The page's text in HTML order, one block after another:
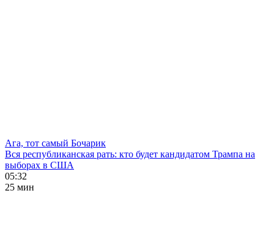
Ага, тот самый Бочарик
Вся республиканская рать: кто будет кандидатом Трампа на
выборах в США
05:32
25 мин